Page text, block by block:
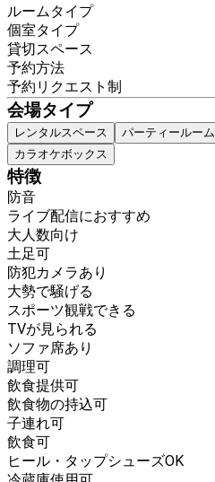
ルームタイプ
個室タイプ
貸切スペース
予約方法
予約リクエスト制
会場タイプ
レンタルスペース パーティールーム
カラオケボックス
特徴
防音
ライブ配信におすすめ
大人数向け
土足可
防犯カメラあり
大勢で騒げる
スポーツ観戦できる
TVが見られる
ソファ席あり
調理可
飲食提供可
飲食物の持込可
子連れ可
飲食可
ヒール・タップシューズOK